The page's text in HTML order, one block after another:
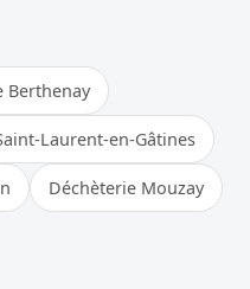
Berthenay
Laurent-en-Gâtines
Déchèterie Mouzay